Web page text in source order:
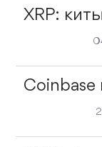
XRP:
Coinbase